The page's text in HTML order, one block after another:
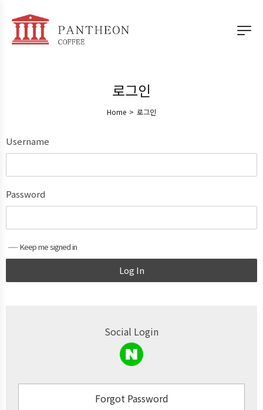
로그인
Home > 로그인
Username
Password
Keep me signed in
Log In
Social Login
Forgot Password